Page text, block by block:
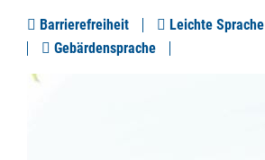
Barrierefreiheit
Leichte Sprache
Gebärdensprache